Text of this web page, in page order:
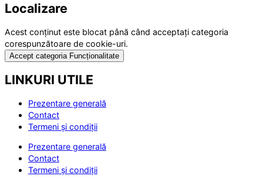
Localizare
Acest conținut este blocat până când acceptați categoria
corespunzătoare de cookie-uri.
Accept categoria Funcționalitate
LINKURI UTILE
Prezentare generală
Contact
Termeni și condiții
Prezentare generală
Contact
Termeni și condiții